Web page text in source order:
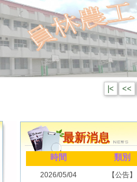
|< <<
最新消息
時間 類別
2026/05/04 【公告】